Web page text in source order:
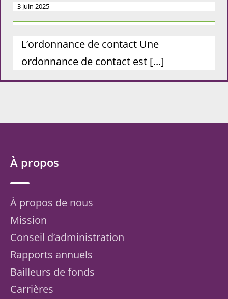
3 juin 2025
L’ordonnance de contact Une
ordonnance de contact est [...]
À propos
À propos de nous
Mission
Conseil d’administration
Rapports annuels
Bailleurs de fonds
Carrières